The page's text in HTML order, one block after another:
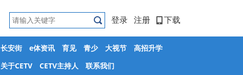
登录 注册 下载
长安街 e体资讯 育见 青少 大视节
高招升学
关于CETV CETV主持人 联系我们